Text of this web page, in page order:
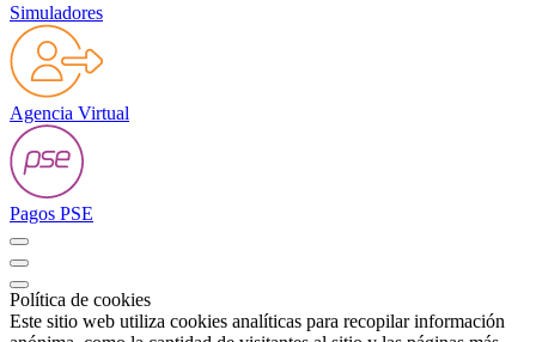
Simuladores
Agencia Virtual
Pagos PSE
Política de cookies
Este sitio web utiliza cookies analíticas para recopilar información